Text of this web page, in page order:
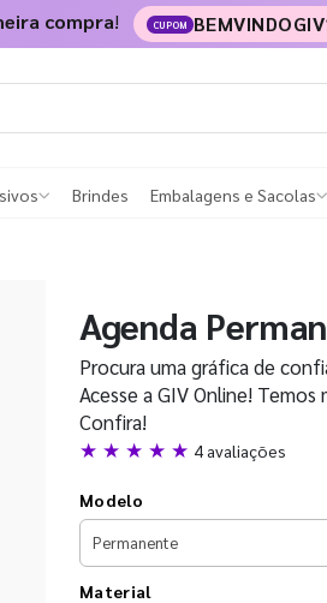
compra! CUPOM
Brindes Embalagens e Sacolas
Agenda
Procura uma gráfica de
Acesse a GIV Online!
Confira!
★ ★ ★ ★ ★ 4 avaliações
Modelo
Material